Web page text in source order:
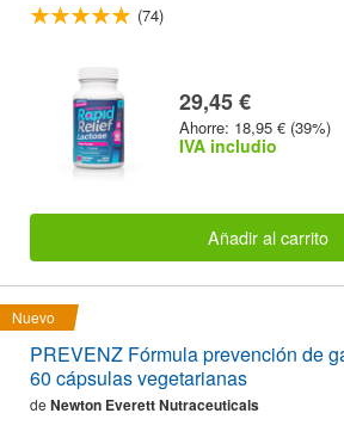
(74)
29,45 €
Ahorre: 18,95 € (39%)
IVA includio
Añadir al carrito
Nuevo
PREVENZ Fórmula prevención de
60 cápsulas vegetarianas
de Newton Everett Nutraceuticals